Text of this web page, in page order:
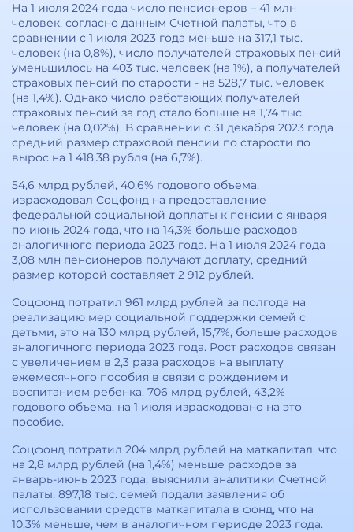
На 1 июля 2024 года число пенсионеров – 41 млн
человек, согласно данным Счетной палаты, что в
сравнении с 1 июля 2023 года меньше на 317,1 тыс.
человек (на 0,8%), число получателей страховых пенсий
уменьшилось на 403 тыс. человек (на 1%), а получателей
страховых пенсий по старости - на 528,7 тыс. человек
(на 1,4%). Однако число работающих получателей
страховых пенсий за год стало больше на 1,74 тыс.
человек (на 0,02%). В сравнении с 31 декабря 2023 года
средний размер страховой пенсии по старости по
вырос на 1 418,38 рубля (на 6,7%).
54,6 млрд рублей, 40,6% годового объема,
израсходовал Соцфонд на предоставление
федеральной социальной доплаты к пенсии с января
по июнь 2024 года, что на 14,3% больше расходов
аналогичного периода 2023 года. На 1 июля 2024 года
3,08 млн пенсионеров получают доплату, средний
размер которой составляет 2 912 рублей.
Соцфонд потратил 961 млрд рублей за полгода на
реализацию мер социальной поддержки семей с
детьми, это на 130 млрд рублей, 15,7%, больше расходов
аналогичного периода 2023 года. Рост расходов связан
с увеличением в 2,3 раза расходов на выплату
ежемесячного пособия в связи с рождением и
воспитанием ребенка. 706 млрд рублей, 43,2%
годового объема, на 1 июля израсходовано на это
пособие.
Соцфонд потратил 204 млрд рублей на маткапитал, что
на 2,8 млрд рублей (на 1,4%) меньше расходов за
январь-июнь 2023 года, выяснили аналитики Счетной
палаты. 897,18 тыс. семей подали заявления об
использовании средств маткапитала в фонд, что на
10,3% меньше, чем в аналогичном периоде 2023 года.